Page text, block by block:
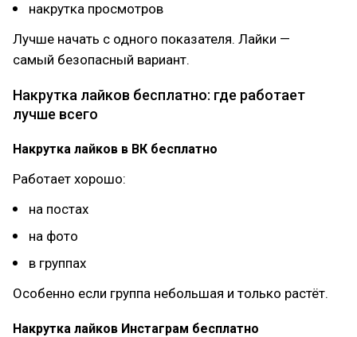
накрутка просмотров
Лучше начать с одного показателя. Лайки —
самый безопасный вариант.
Накрутка лайков бесплатно: где работает
лучше всего
Накрутка лайков в ВК бесплатно
Работает хорошо:
на постах
на фото
в группах
Особенно если группа небольшая и только растёт.
Накрутка лайков Инстаграм бесплатно